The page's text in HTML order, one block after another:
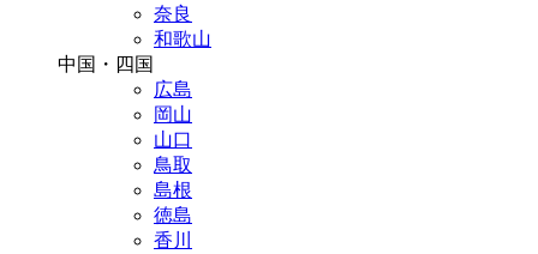
奈良
和歌山
中国・四国
広島
岡山
山口
鳥取
島根
徳島
香川